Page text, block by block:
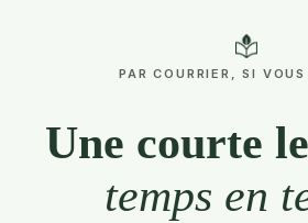
PAR COURRIER, SI
Une courte
temps en